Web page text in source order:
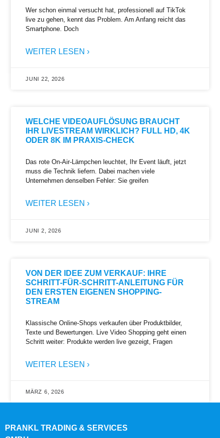
Wer schon einmal versucht hat, professionell auf TikTok
live zu gehen, kennt das Problem. Am Anfang reicht das
Smartphone. Doch
WEITER LESEN ›
JUNI 22, 2026
WELCHE VIDEOAUFLÖSUNG BRAUCHT
IHR LIVESTREAM WIRKLICH? FULL HD, 4K
ODER 8K IM PRAXIS-CHECK
Das rote On-Air-Lämpchen leuchtet, Ihr Event läuft, jetzt
muss die Technik liefern. Dabei machen viele
Unternehmen denselben Fehler: Sie greifen
WEITER LESEN ›
JUNI 2, 2026
VON DER IDEE ZUM VERKAUF: IHRE
SCHRITT-FÜR-SCHRITT-ANLEITUNG FÜR
DEN ERSTEN EIGENEN SHOPPING-
STREAM
Klassische Online-Shops verkaufen über Produktbilder,
Texte und Bewertungen. Live Video Shopping geht einen
Schritt weiter: Produkte werden live gezeigt, Fragen
WEITER LESEN ›
MÄRZ 6, 2026
PRANKL TRADING & SERVICES